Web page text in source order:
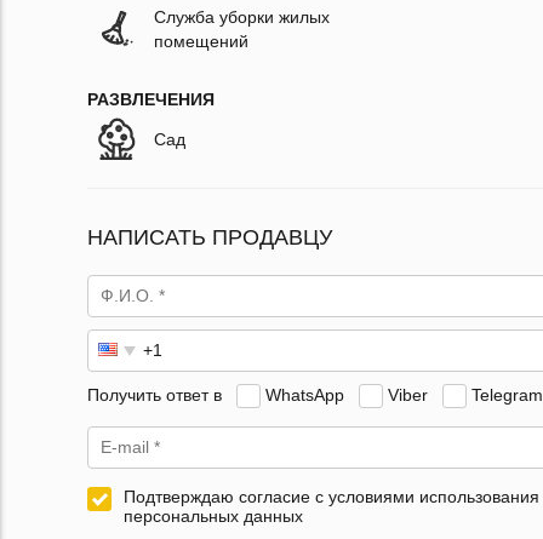
Служба уборки жилых
помещений
РАЗВЛЕЧЕНИЯ
Сад
НАПИСАТЬ ПРОДАВЦУ
Получить ответ в WhatsApp Viber Telegram
Подтверждаю согласие с условиями использования
персональных данных